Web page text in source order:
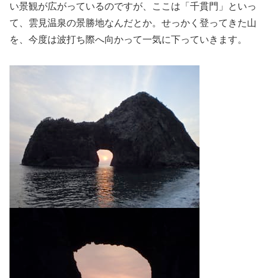
い景観が広がっているのですが、ここは「千貫門」といっ
て、雲見温泉の景勝地なんだとか。せっかく登ってきた山
を、今度は波打ち際へ向かって一気に下っていきます。